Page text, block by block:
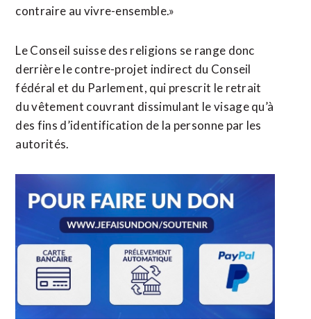
contraire au vivre-ensemble.»
Le Conseil suisse des religions se range donc
derrière le contre-projet indirect du Conseil
fédéral et du Parlement, qui prescrit le retrait
du vêtement couvrant dissimulant le visage qu’à
des fins d’identification de la personne par les
autorités.